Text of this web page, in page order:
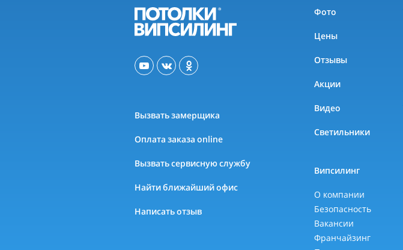
Вызвать замерщика
Оплата заказа online
Вызвать сервисную службу
Найти ближайший офис
Написать отзыв
Фото
Цены
Отзывы
Акции
Видео
Светильники
Випсилинг
О компании
Безопасность
Вакансии
Франчайзинг